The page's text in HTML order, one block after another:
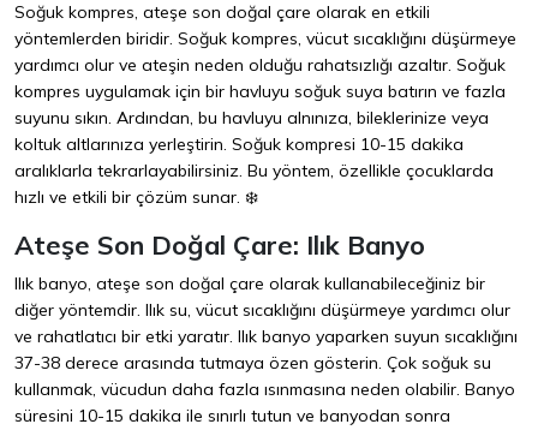
Soğuk kompres, ateşe son doğal çare olarak en etkili
yöntemlerden biridir. Soğuk kompres, vücut sıcaklığını düşürmeye
yardımcı olur ve ateşin neden olduğu rahatsızlığı azaltır. Soğuk
kompres uygulamak için bir havluyu soğuk suya batırın ve fazla
suyunu sıkın. Ardından, bu havluyu alnınıza, bileklerinize veya
koltuk altlarınıza yerleştirin. Soğuk kompresi 10-15 dakika
aralıklarla tekrarlayabilirsiniz. Bu yöntem, özellikle çocuklarda
hızlı ve etkili bir çözüm sunar. ❄️
Ateşe Son Doğal Çare: Ilık Banyo
Ilık banyo, ateşe son doğal çare olarak kullanabileceğiniz bir
diğer yöntemdir. Ilık su, vücut sıcaklığını düşürmeye yardımcı olur
ve rahatlatıcı bir etki yaratır. Ilık banyo yaparken suyun sıcaklığını
37-38 derece arasında tutmaya özen gösterin. Çok soğuk su
kullanmak, vücudun daha fazla ısınmasına neden olabilir. Banyo
süresini 10-15 dakika ile sınırlı tutun ve banyodan sonra